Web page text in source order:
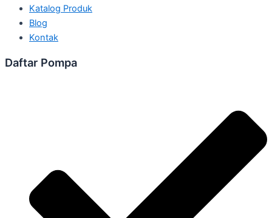
Katalog Produk
Blog
Kontak
Daftar Pompa